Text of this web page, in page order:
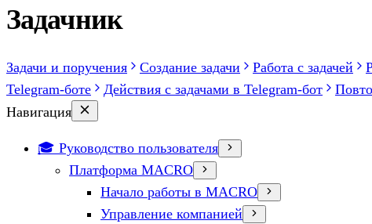
Задачник
Задачи и поручения Создание задачи Работа с задачей
Telegram-боте
Действия с задачами в Telegram-бот
Навигация
🎓 Руководство пользователя
Платформа MACRO
Начало работы в MACRO
Управление компанией